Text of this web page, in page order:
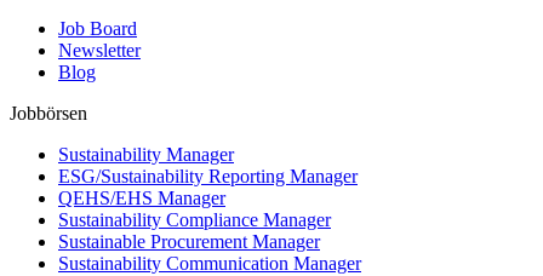
Job Board
Newsletter
Blog
Jobbörsen
Sustainability Manager
ESG/Sustainability Reporting Manager
QEHS/EHS Manager
Sustainability Compliance Manager
Sustainable Procurement Manager
Sustainability Communication Manager